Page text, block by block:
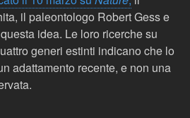
il paleontologo Robert Gess e
idea. Le loro ricerche su
generi estinti indicano che lo
adattamento recente, e non una